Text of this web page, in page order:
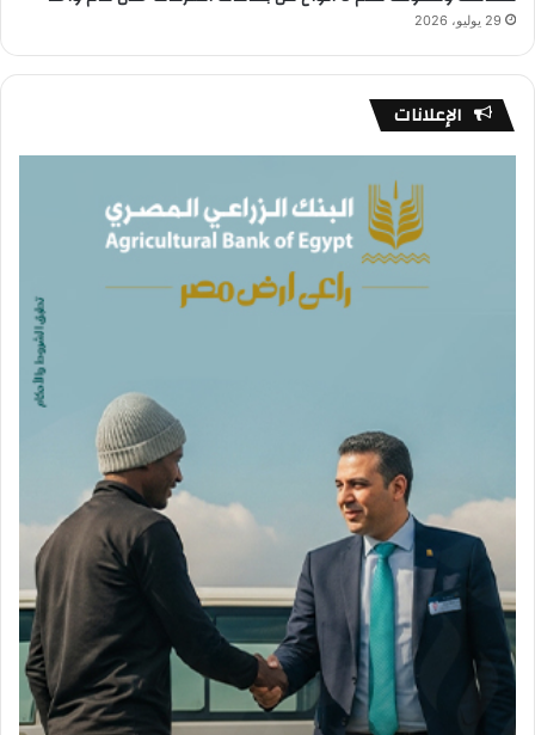
29 يوليو، 2026
الإعلانات